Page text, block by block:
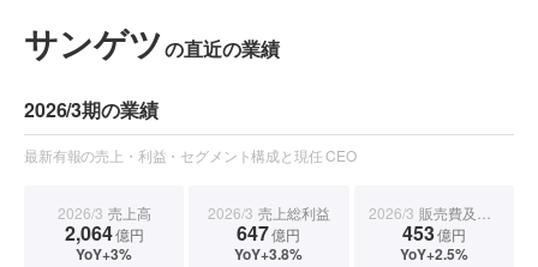
サンゲツの直近の業績
2026/3期の業績
最新有報の売上・利益・セグメント構成と現任 CEO
2026/3 売上高
2,064億円
YoY+3%
2026/3 売上総利益
647億円
YoY+3.8%
2026/3 販売費及び一般管理費
453億円
YoY+2.5%